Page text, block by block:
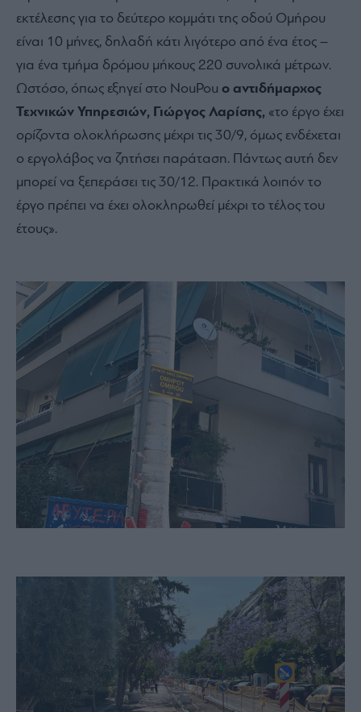
εκτέλεσης για το δεύτερο κομμάτι της οδού Ομήρου
είναι 10 μήνες, δηλαδή κάτι λιγότερο από ένα έτος –
για ένα τμήμα δρόμου μήκους 220 συνολικά μέτρων.
Ωστόσο, όπως εξηγεί στο NouPou ο αντιδήμαρχος
Τεχνικών Υπηρεσιών, Γιώργος Λαρίσης, «το έργο έχει
ορίζοντα ολοκλήρωσης μέχρι τις 30/9, όμως ενδέχεται
ο εργολάβος να ζητήσει παράταση. Πάντως αυτή δεν
μπορεί να ξεπεράσει τις 30/12. Πρακτικά λοιπόν το
έργο πρέπει να έχει ολοκληρωθεί μέχρι το τέλος του
έτους».